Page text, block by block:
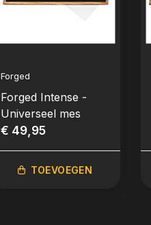
Forged
Forged Intense -
Universeel mes
€ 49,95
TOEVOEGEN